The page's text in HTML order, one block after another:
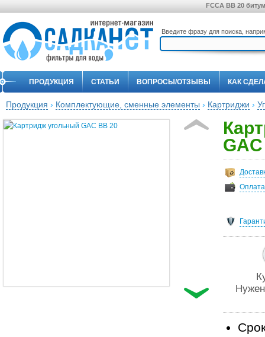
FCCA BB 20
Введите фразу для поиска,
ПРОДУКЦИЯ СТАТЬИ ВОПРОСЫ/ОТЗЫВЫ КАК
Продукция › Комплектующие, сменные элементы › Картриджи ›
Оплата